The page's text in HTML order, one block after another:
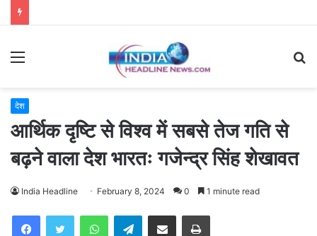
Menu
देश
आर्थिक दृष्टि से विश्व में सबसे तेज गति से
बढ़ने वाला देश भारतः गजेन्द्र सिंह शेखावत
India Headline February 8, 2024 0 1 minute read
WhatsAppTelegramShare via Email Print